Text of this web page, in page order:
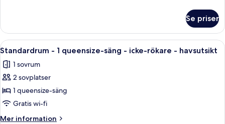
1
Single
Non
Smoking
Sea
View
-
King
Single
Non
Sea
View
Se priser
Öppna
alla
foton
för
Standardrum
-
1
Ett hotellrum med en säng, ett
8
Standardrum - 1 queensize-säng - icke-rökare - havsutsikt
1 sovrum
2 sovplatser
1 queensize-säng
Gratis wi-fi
Mer information
Mer